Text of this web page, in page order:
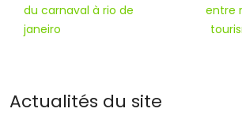
du carnaval à rio de
janeiro
entre
Actualités du site